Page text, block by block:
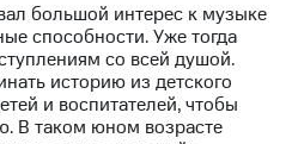
большой интерес к музыке
способности. Уже тогда
со всей душой.
историю из детского
и воспитателей, чтобы
В таком юном возрасте